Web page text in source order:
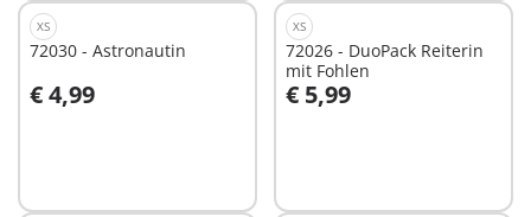
XS
72030 - Astronautin
€ 4,99
In den Warenkorb
XS
72026 - DuoPack Reiterin
mit Fohlen
€ 5,99
In den Warenkorb